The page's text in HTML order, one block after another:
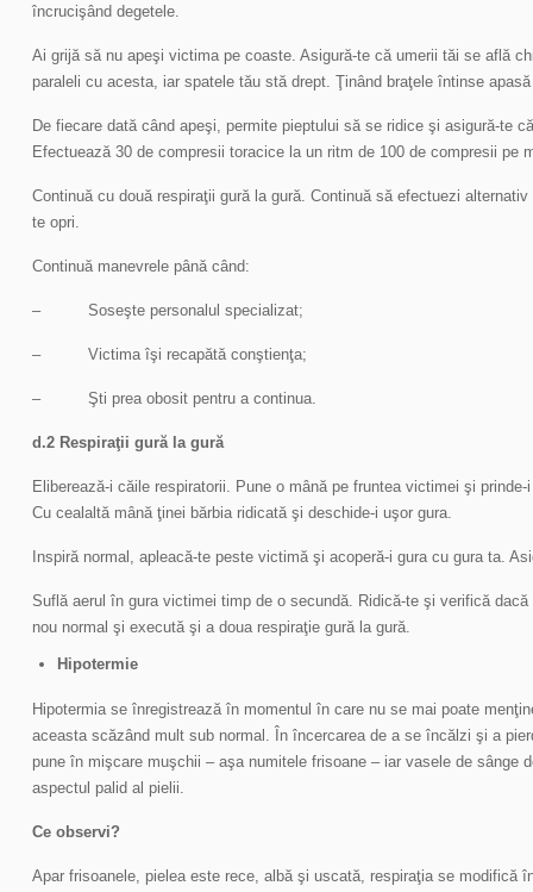
încrucişând degetele.
Ai grijă să nu apeşi victima pe coaste. Asigură-te că umerii tăi se află
paraleli cu acesta, iar spatele tău stă drept. Ţinând braţele întinse
De fiecare dată când apeşi, permite pieptului să se ridice şi asigură-te
Efectuează 30 de compresii toracice la un ritm de 100 de compresii pe
Continuă cu două respiraţii gură la gură. Continuă să efectuezi
te opri.
Continuă manevrele până când:
– Soseşte personalul specializat;
– Victima îşi recapătă conştienţa;
– Şti prea obosit pentru a continua.
d.2 Respiraţii gură la gură
Eliberează-i căile respiratorii. Pune o mână pe fruntea victimei şi
Cu cealaltă mână ţinei bărbia ridicată şi deschide-i uşor gura.
Inspiră normal, apleacă-te peste victimă şi acoperă-i gura cu gura ta.
Suflă aerul în gura victimei timp de o secundă. Ridică-te şi verifică
nou normal şi execută şi a doua respiraţie gură la gură.
Hipotermie
Hipotermia se înregistrează în momentul în care nu se mai poate
aceasta scăzând mult sub normal. În încercarea de a se încălzi şi a
pune în mişcare muşchii – aşa numitele frisoane – iar vasele de sânge
aspectul palid al pielii.
Ce observi?
Apar frisoanele, pielea este rece, albă şi uscată, respiraţia se modifică